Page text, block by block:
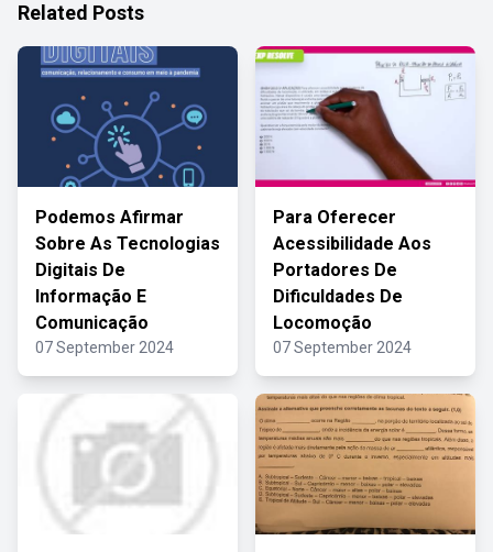
Related Posts
Podemos Afirmar
Sobre As Tecnologias
Digitais De
Informação E
Comunicação
07 September 2024
Para Oferecer
Acessibilidade Aos
Portadores De
Dificuldades De
Locomoção
07 September 2024